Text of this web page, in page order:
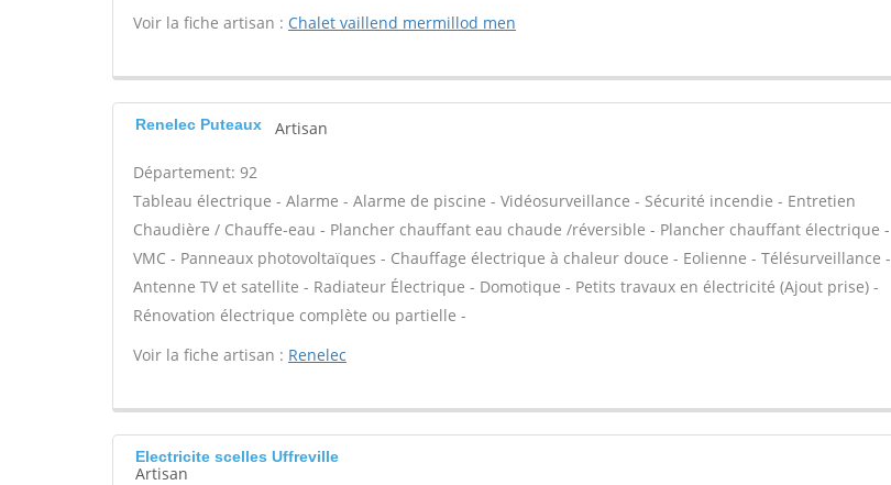
Voir la fiche artisan : Chalet vaillend mermillod men
Renelec Puteaux Artisan
Département: 92
Tableau électrique - Alarme - Alarme de piscine - Vidéosurveillance - Sécurité incendie - Entretien
Chaudière / Chauffe-eau - Plancher chauffant eau chaude /réversible - Plancher chauffant électrique -
VMC - Panneaux photovoltaïques - Chauffage électrique à chaleur douce - Eolienne - Télésurveillance -
Antenne TV et satellite - Radiateur Électrique - Domotique - Petits travaux en électricité (Ajout prise) -
Rénovation électrique complète ou partielle -
Voir la fiche artisan : Renelec
Electricite scelles Uffreville
Artisan